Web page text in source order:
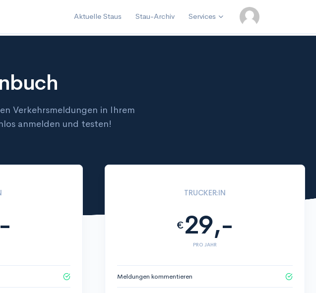
Aktuelle Staus Stau-Archiv Services
Verkehrsmeldungen in Ihrem
anmelden und testen!
TRUCKER:IN
€29,-
PRO JAHR
Meldungen kommentieren